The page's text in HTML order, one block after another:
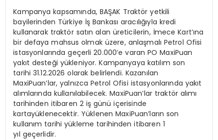
Kampanya kapsamında, BAŞAK Traktör yetkili
bayilerinden Türkiye İş Bankası aracılığıyla kredi
kullanarak traktör satın alan üreticilerin, İmece Kart’ına
bir defaya mahsus olmak üzere, anlaşmalı Petrol Ofisi
istasyonlarında geçerli 20.000’e varan PO MaxiPuan
yakıt desteği yükleniyor. Kampanyaya katılım son
tarihi 31.12.2026 olarak belirlendi. Kazanılan
MaxiPuan’lar, yalnızca Petrol Ofisi istasyonlarında yakıt
alımlarında kullanılabilecek. MaxiPuan’lar traktör alımı
tarihinden itibaren 2 iş günü içerisinde
kartayüklenecektir. Yüklenen MaxiPuan’ların son
kullanım tarihi yükleme tarihinden itibaren 1
yıl geçerlidir.